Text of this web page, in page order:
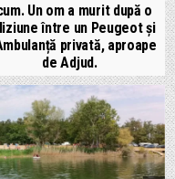
Un om a murit după o
între un Peugeot și
privată, aproape
de Adjud.